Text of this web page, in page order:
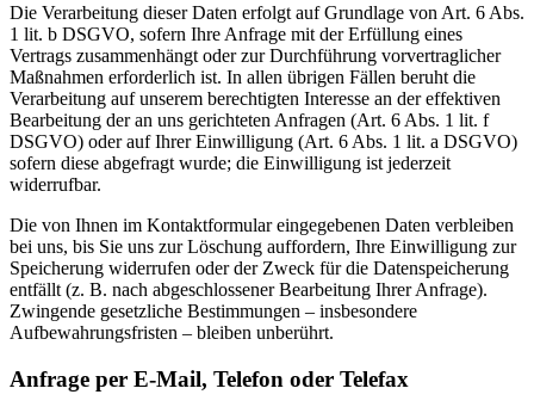
Die Verarbeitung dieser Daten erfolgt auf Grundlage von Art. 6 Abs.
1 lit. b DSGVO, sofern Ihre Anfrage mit der Erfüllung eines
Vertrags zusammenhängt oder zur Durchführung vorvertraglicher
Maßnahmen erforderlich ist. In allen übrigen Fällen beruht die
Verarbeitung auf unserem berechtigten Interesse an der effektiven
Bearbeitung der an uns gerichteten Anfragen (Art. 6 Abs. 1 lit. f
DSGVO) oder auf Ihrer Einwilligung (Art. 6 Abs. 1 lit. a DSGVO)
sofern diese abgefragt wurde; die Einwilligung ist jederzeit
widerrufbar.
Die von Ihnen im Kontaktformular eingegebenen Daten verbleiben
bei uns, bis Sie uns zur Löschung auffordern, Ihre Einwilligung zur
Speicherung widerrufen oder der Zweck für die Datenspeicherung
entfällt (z. B. nach abgeschlossener Bearbeitung Ihrer Anfrage).
Zwingende gesetzliche Bestimmungen – insbesondere
Aufbewahrungsfristen – bleiben unberührt.
Anfrage per E-Mail, Telefon oder Telefax